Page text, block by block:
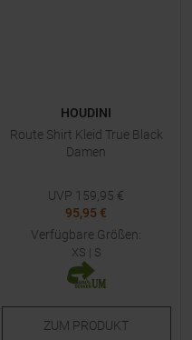
HOUDINI
Route Shirt Kleid True Black
Damen
UVP 159,95 €
95,95 €
Verfügbare Größen:
XS | S
ZUM PRODUKT